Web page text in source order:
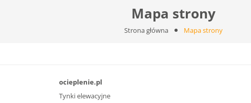
Mapa strony
Strona główna Mapa strony
ocieplenie.pl
Tynki elewacyjne